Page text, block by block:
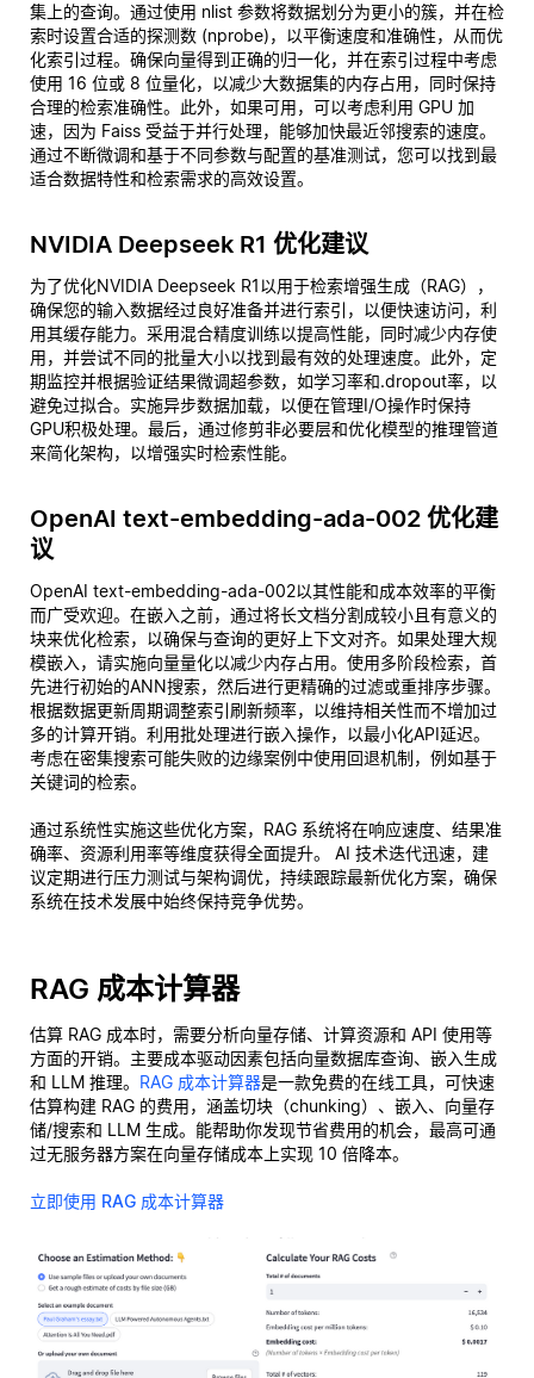
集上的查询。通过使用 nlist 参数将数据划分为更小的簇，并在检
索时设置合适的探测数 (nprobe)，以平衡速度和准确性，从而优
化索引过程。确保向量得到正确的归一化，并在索引过程中考虑
使用 16 位或 8 位量化，以减少大数据集的内存占用，同时保持
合理的检索准确性。此外，如果可用，可以考虑利用 GPU 加
速，因为 Faiss 受益于并行处理，能够加快最近邻搜索的速度。
通过不断微调和基于不同参数与配置的基准测试，您可以找到最
适合数据特性和检索需求的高效设置。
NVIDIA Deepseek R1 优化建议
为了优化NVIDIA Deepseek R1以用于检索增强生成（RAG），
确保您的输入数据经过良好准备并进行索引，以便快速访问，利
用其缓存能力。采用混合精度训练以提高性能，同时减少内存使
用，并尝试不同的批量大小以找到最有效的处理速度。此外，定
期监控并根据验证结果微调超参数，如学习率和.dropout率，以
避免过拟合。实施异步数据加载，以便在管理I/O操作时保持
GPU积极处理。最后，通过修剪非必要层和优化模型的推理管道
来简化架构，以增强实时检索性能。
OpenAI text-embedding-ada-002 优化建
议
OpenAI text-embedding-ada-002以其性能和成本效率的平衡
而广受欢迎。在嵌入之前，通过将长文档分割成较小且有意义的
块来优化检索，以确保与查询的更好上下文对齐。如果处理大规
模嵌入，请实施向量量化以减少内存占用。使用多阶段检索，首
先进行初始的ANN搜索，然后进行更精确的过滤或重排序步骤。
根据数据更新周期调整索引刷新频率，以维持相关性而不增加过
多的计算开销。利用批处理进行嵌入操作，以最小化API延迟。
考虑在密集搜索可能失败的边缘案例中使用回退机制，例如基于
关键词的检索。
通过系统性实施这些优化方案，RAG 系统将在响应速度、结果准
确率、资源利用率等维度获得全面提升。 AI 技术迭代迅速，建
议定期进行压力测试与架构调优，持续跟踪最新优化方案，确保
系统在技术发展中始终保持竞争优势。
RAG 成本计算器
估算 RAG 成本时，需要分析向量存储、计算资源和 API 使用等
方面的开销。主要成本驱动因素包括向量数据库查询、嵌入生成
和 LLM 推理。 RAG 成本计算器是一款免费的在线工具，可快速
估算构建 RAG 的费用，涵盖切块（chunking）、嵌入、向量存
储/搜索和 LLM 生成。能帮助你发现节省费用的机会，最高可通
过无服务器方案在向量存储成本上实现 10 倍降本。
立即使用 RAG 成本计算器